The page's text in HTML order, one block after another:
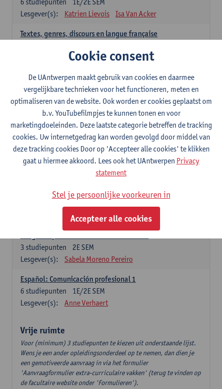
Lesgever(s):
Katrien Lievois Isa Van Acker
Textes, genres, discours en langue française
Kris Peeters
Spaans: verplichte opleidingsonderdelen
Gramática española 1
1E SEM
studiepunten
Lesgever(s):
Anne Verhaert
Gramática española 2
2E SEM
3studiepunten
Anne Verhaert
Lengua española: Destrezas básicas
Sabela Moreno Pereiro
2E SEM
3 studiepunten
Lesgever(s):
Sabela Moreno Pereiro
Español: Comunicación profesional 1
1E/2E SEM
6 studiepunten
Lesgever(s):
Anne Verhaert
Vrije ruimte
Voor (minimum) 3 studiepunten te kiezen uit onderstaande lijst.
Wens je een ander opleidingsonderdeel op te nemen, dan dien je
een gemotiveerde aanvraag in via het formulier
'Aanvraagformulier extra-curriculaire vakken' (terug te vinden op
de facultaire website onder 'Formulieren').
Cookie consent
De UAntwerpen maakt gebruik van cookies en daarmee
vergelijkbare technieken voor het functioneren, meten en
optimaliseren van de website. Ook worden er cookies geplaatst om
b.v. YouTubefilmpjes te kunnen tonen en voor
marketingdoeleinden. Deze laatste categorie betreffen de tracking
cookies. Uw internetgedrag kan worden gevolgd door middel van
deze tracking cookies Door op 'Accepteer alle cookies' te klikken
gaat u hiermee akkoord. Lees ook het UAntwerpen Privacy
statement
Stel je persoonlijke voorkeuren in
Accepteer alle cookies